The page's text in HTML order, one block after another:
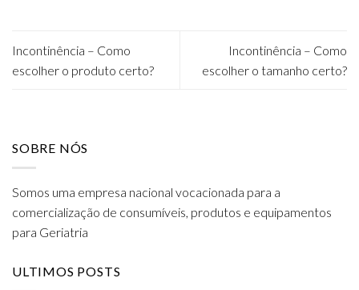
Incontinência – Como
escolher o produto certo?
Incontinência – Como
escolher o tamanho certo?
SOBRE NÓS
Somos uma empresa nacional vocacionada para a
comercialização de consumíveis, produtos e equipamentos
para Geriatria
ULTIMOS POSTS